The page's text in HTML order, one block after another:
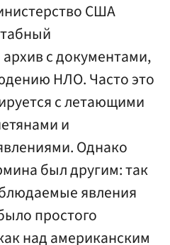
США
с документами,
НЛО. Часто это
с летающими
и
Однако
был другим: так
явления
простого
над американским